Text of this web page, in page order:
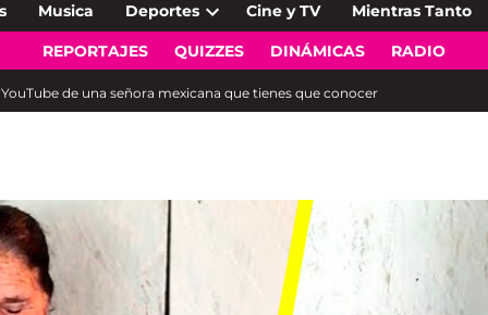
Musica Deportes
Open
dropdown
Cine y TV Mientras Tanto
REPORTAJES QUIZZES DINÁMICAS RADIO
de una señora mexicana que tienes que conocer